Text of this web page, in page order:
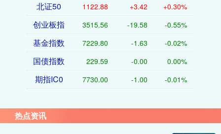
北证50 1122.88 +3.42 +0.30%
创业板指 3515.56 -19.58 -0.55%
基金指数 7229.80 -1.63 -0.02%
国债指数 229.59 -0.00 0.00%
期指IC0 7730.00 -1.00 -0.01%
热点资讯